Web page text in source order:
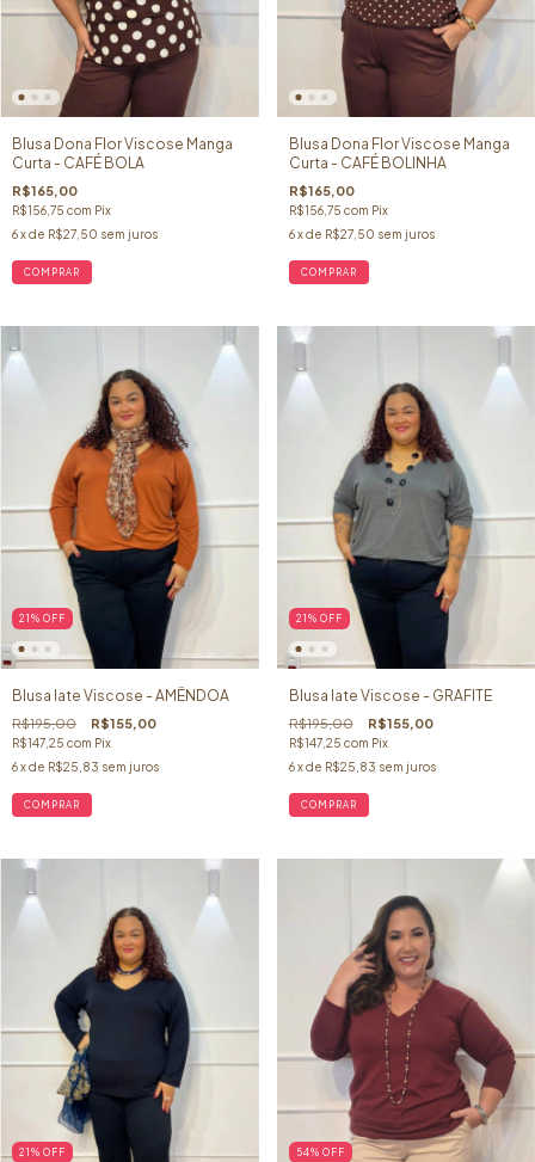
Blusa Dona Flor Viscose Manga
Curta - CAFÉ BOLA
R$165,00
R$156,75 com Pix
6x de R$27,50 sem juros
COMPRAR
Blusa Dona Flor Viscose Manga
Curta - CAFÉ BOLINHA
R$165,00
R$156,75 com Pix
6 x de R$27,50 sem juros
COMPRAR
21 % OFF
Blusa Iate Viscose - AMÊNDOA
R$195,00 R$155,00
R$147,25 com Pix
6x de R$25,83 sem juros
COMPRAR
21 % OFF
Blusa Iate Viscose - GRAFITE
R$195,00 R$155,00
R$147,25 com Pix
6 x de R$25,83 sem juros
COMPRAR
21 % OFF 54% OFF